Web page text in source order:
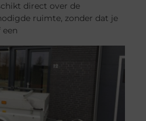
direct over de
ruimte, zonder dat je
een